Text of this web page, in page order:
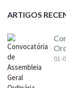
ARTIGOS
01-